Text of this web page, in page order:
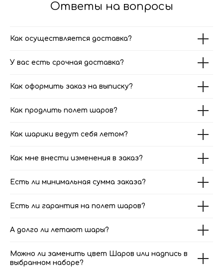
Ответы на вопросы
Как осуществляется доставка?
У вас есть срочная доставка?
Как оформить заказ на выписку?
Как продлить полет шаров?
Как шарики ведут себя летом?
Как мне внести изменения в заказ?
Есть ли минимальная сумма заказа?
Есть ли гарантия на полет шаров?
А долго ли летают шары?
Можно ли заменить цвет Шаров или надпись в
выбранном наборе?